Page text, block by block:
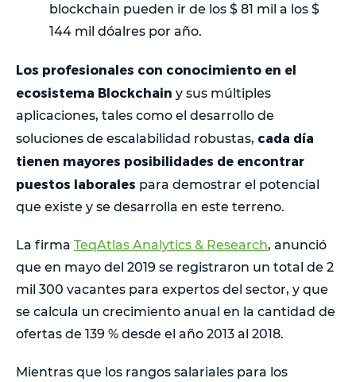
blockchain pueden ir de los $ 81 mil a los $
144 mil dóalres por año.
Los profesionales con conocimiento en el
ecosistema Blockchain y sus múltiples
aplicaciones, tales como el desarrollo de
soluciones de escalabilidad robustas, cada día
tienen mayores posibilidades de encontrar
puestos laborales para demostrar el potencial
que existe y se desarrolla en este terreno.
La firma TeqAtlas Analytics & Research, anunció
que en mayo del 2019 se registraron un total de 2
mil 300 vacantes para expertos del sector, y que
se calcula un crecimiento anual en la cantidad de
ofertas de 139 % desde el año 2013 al 2018.
Mientras que los rangos salariales para los